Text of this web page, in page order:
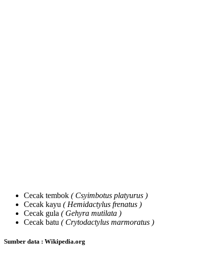
Cecak tembok ( Csyimbotus platyurus )
Cecak kayu ( Hemidactylus frenatus )
Cecak gula ( Gehyra mutilata )
Cecak batu ( Crytodactylus marmoratus )
Sumber data : Wikipedia.org